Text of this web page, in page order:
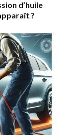
d’huile
?